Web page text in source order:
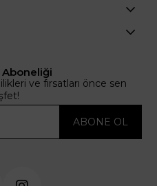
ve fırsatları önce sen
ABONE OL